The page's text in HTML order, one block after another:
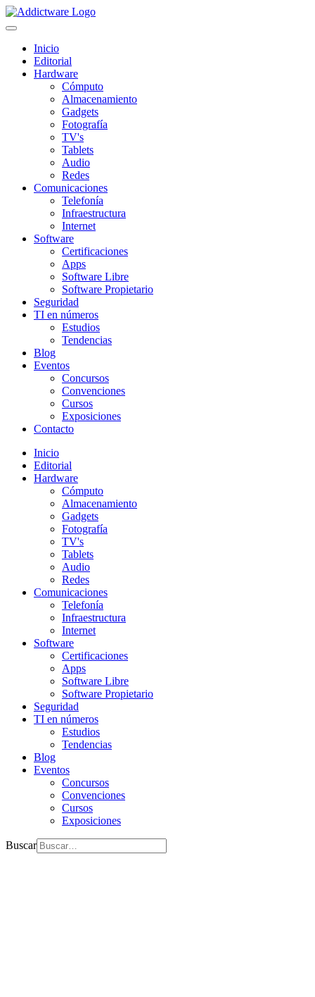
Inicio
Editorial
Hardware
Cómputo
Almacenamiento
Gadgets
Fotografía
TV's
Tablets
Audio
Redes
Comunicaciones
Telefonía
Infraestructura
Internet
Software
Certificaciones
Apps
Software Libre
Software Propietario
Seguridad
TI en números
Estudios
Tendencias
Blog
Eventos
Concursos
Convenciones
Cursos
Exposiciones
Contacto
Inicio
Editorial
Hardware
Cómputo
Almacenamiento
Gadgets
Fotografía
TV's
Tablets
Audio
Redes
Comunicaciones
Telefonía
Infraestructura
Internet
Software
Certificaciones
Apps
Software Libre
Software Propietario
Seguridad
TI en números
Estudios
Tendencias
Blog
Eventos
Concursos
Convenciones
Cursos
Exposiciones
Buscar